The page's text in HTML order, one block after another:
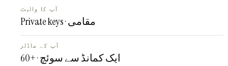
آپ کا والیٹ
Private keys · مقامی
آپ کے ماڈلز
60+ · ایک کمانڈ سے سوئچ